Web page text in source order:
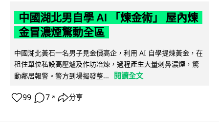
中國湖北男自學 AI 「煉金術」 屋內煉
金冒濃煙驚動全區
中國湖北黃石一名男子見金價高企，利用 AI 自學提煉黃金，在
租住單位私設高壓爐及作坊冶煉，過程產生大量刺鼻濃煙，驚
動鄰居報警。警方到場揭發整...
閱讀全文
99 7 ↗ 分享